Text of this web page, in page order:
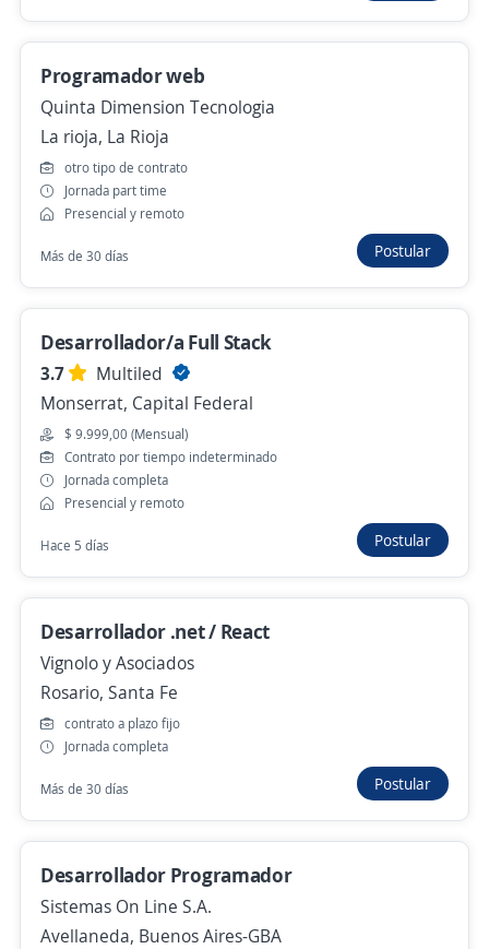
4,3
ManpowerGroup
Barracas, Capital Federal
Hace 9 horas
4,2
C&S informática s.a.
San Nicolás, Capital Federal
Presencial y remoto
Hace 9 horas
Operario de produccion
4,2
Consultores de Empresas
Barracas, Capital Federal
Hace 9 horas
Mecánico de camiones zona Villa Lugano
4,1
Grupo Gestión
Villa Lugano, Capital Federal
Hace 9 horas
Pasante de Legales Saavedra
Saavedra, Capital Federal
Presencial y remoto
Hace 9 horas
Programador web
Quinta Dimension Tecnologia
La rioja, La Rioja
otro tipo de contrato
Jornada part time
Presencial y remoto
Más de 30 días Postular
Desarrollador/a Full Stack
3.7
Multiled
Monserrat, Capital Federal
$ 9.999,00 (Mensual)
Contrato por tiempo indeterminado
Jornada completa
Presencial y remoto
Hace 5 días Postular
Desarrollador .net / React
Vignolo y Asociados
Rosario, Santa Fe
contrato a plazo fijo
Jornada completa
Más de 30 días Postular
Desarrollador Programador
Sistemas On Line S.A.
Avellaneda, Buenos Aires-GBA